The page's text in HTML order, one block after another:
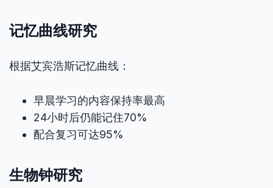
记忆曲线研究
根据艾宾浩斯记忆曲线：
早晨学习的内容保持率最高
24小时后仍能记住70%
配合复习可达95%
生物钟研究